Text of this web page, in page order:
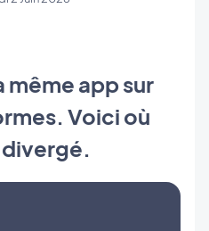
même app sur
Voici où